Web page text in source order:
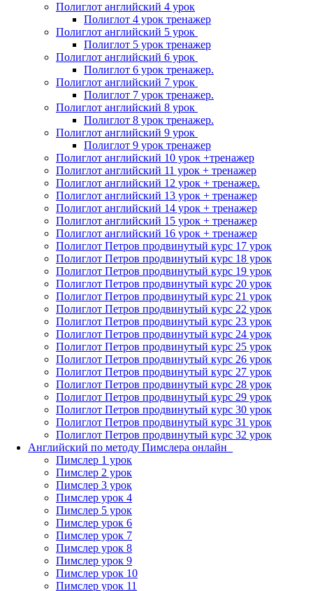
Полиглот английский 4 урок
Полиглот 4 урок тренажер
Полиглот английский 5 урок
Полиглот 5 урок тренажер
Полиглот английский 6 урок
Полиглот 6 урок тренажер.
Полиглот английский 7 урок
Полиглот 7 урок тренажер.
Полиглот английский 8 урок
Полиглот 8 урок тренажер.
Полиглот английский 9 урок
Полиглот 9 урок тренажер
Полиглот английский 10 урок +тренажер
Полиглот английский 11 урок + тренажер
Полиглот английский 12 урок + тренажер.
Полиглот английский 13 урок + тренажер
Полиглот английский 14 урок + тренажер
Полиглот английский 15 урок + тренажер
Полиглот английский 16 урок + тренажер
Полиглот Петров продвинутый курс 17 урок
Полиглот Петров продвинутый курс 18 урок
Полиглот Петров продвинутый курс 19 урок
Полиглот Петров продвинутый курс 20 урок
Полиглот Петров продвинутый курс 21 урок
Полиглот Петров продвинутый курс 22 урок
Полиглот Петров продвинутый курс 23 урок
Полиглот Петров продвинутый курс 24 урок
Полиглот Петров продвинутый курс 25 урок
Полиглот Петров продвинутый курс 26 урок
Полиглот Петров продвинутый курс 27 урок
Полиглот Петров продвинутый курс 28 урок
Полиглот Петров продвинутый курс 29 урок
Полиглот Петров продвинутый курс 30 урок
Полиглот Петров продвинутый курс 31 урок
Полиглот Петров продвинутый курс 32 урок
Английский по методу Пимслера онлайн_
Пимслер 1 урок
Пимслер 2 урок
Пимслер 3 урок
Пимслер урок 4
Пимслер 5 урок
Пимслер урок 6
Пимслер урок 7
Пимслер урок 8
Пимслер урок 9
Пимслер урок 10
Пимслер урок 11